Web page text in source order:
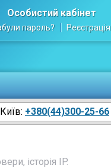
Особистий кабінет
пароль? Реєстрація
Київ: +380(44)300-25-66
історія IP.